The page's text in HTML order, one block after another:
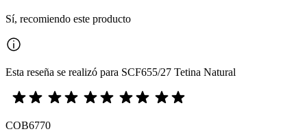
Sí, recomiendo este producto
Esta reseña se realizó para SCF655/27 Tetina Natural
COB6770